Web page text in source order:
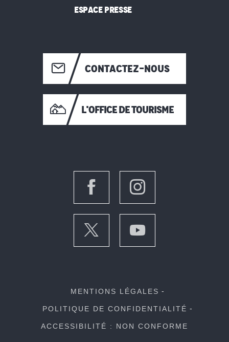
ESPACE PRESSE
CONTACTEZ-NOUS
L'OFFICE DE TOURISME
MENTIONS LÉGALES
POLITIQUE DE CONFIDENTIALITÉ
ACCESSIBILITÉ : NON CONFORME